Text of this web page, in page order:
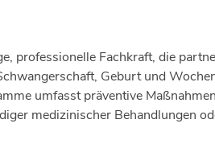
professionelle Fachkraft, die
Geburt und
umfasst präventive
medizinischer Behandlungen